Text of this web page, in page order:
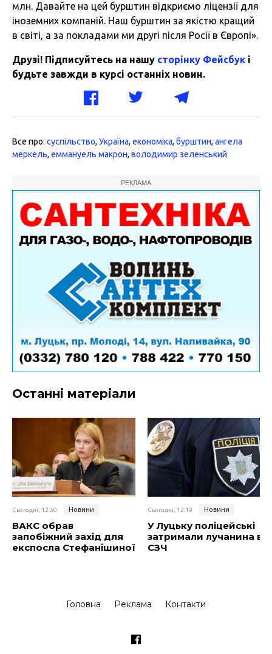
млн. Давайте на цей бурштин відкриємо ліцензії для
іноземних компаній. Наш бурштин за якістю кращий
в світі, а за покладами ми другі після Росії в Європі».
Друзі! Підписуйтесь на нашу сторінку Фейсбук і
будьте завжди в курсі останніх новин.
Все про: суспільство, Україна, економіка, бурштин, ангела
меркель, еммануель макрон, володимир зеленський
РЕКЛАМА
Останні матеріали
Сьогодні, 12:50 Новини
ВАКС обрав
запобіжний захід для
експосла Стефанішиної
Сьогодні, 12:19 Новини
У Луцьку поліцейські
затримали лучанина в
СЗЧ
Головна Реклама Контакти